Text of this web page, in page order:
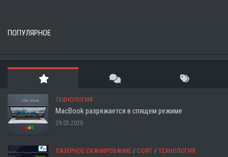
ПОПУЛЯРНОЕ
ТЕХНОЛОГИЯ
MacBook разряжается в спящем режиме
29.03.2020
ЛАЗЕРНОЕ СКАНИРОВАНИЕ / СОФТ / ТЕХНОЛОГИЯ